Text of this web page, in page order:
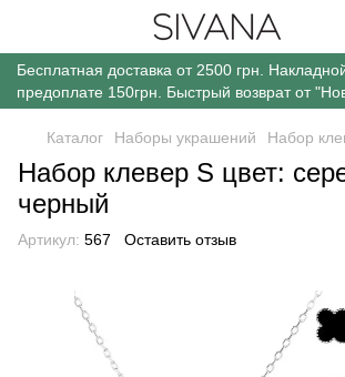
Бесплатная доставка от 2500 грн.
предоплате 150грн. Быстрый возврат от
Каталог Наборы украшений Набор
Набор клевер S цвет:
черный
Артикул: 567 Оставить отзыв